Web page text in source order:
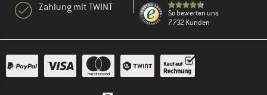
Zahlung mit TWINT
So bewerten uns
7.732 Kunden